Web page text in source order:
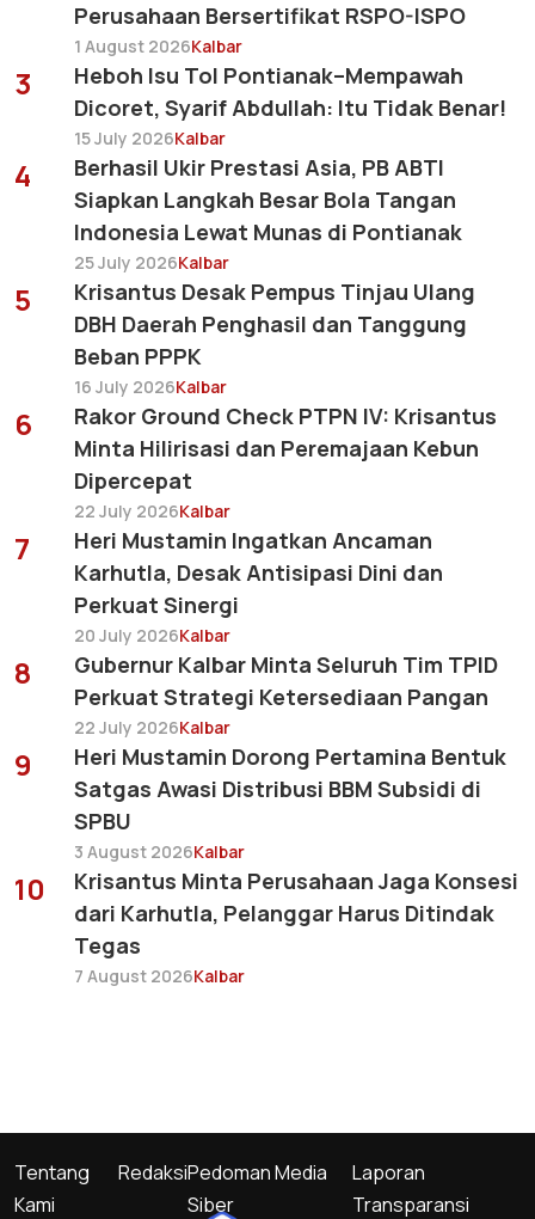
Perusahaan Bersertifikat RSPO-ISPO
1 August 2026Kalbar
3
Heboh Isu Tol Pontianak–Mempawah
Dicoret, Syarif Abdullah: Itu Tidak Benar!
15 July 2026Kalbar
4
Berhasil Ukir Prestasi Asia, PB ABTI
Siapkan Langkah Besar Bola Tangan
Indonesia Lewat Munas di Pontianak
25 July 2026Kalbar
5
Krisantus Desak Pempus Tinjau Ulang
DBH Daerah Penghasil dan Tanggung
Beban PPPK
16 July 2026Kalbar
6
Rakor Ground Check PTPN IV: Krisantus
Minta Hilirisasi dan Peremajaan Kebun
Dipercepat
22 July 2026Kalbar
7
Heri Mustamin Ingatkan Ancaman
Karhutla, Desak Antisipasi Dini dan
Perkuat Sinergi
20 July 2026Kalbar
8
Gubernur Kalbar Minta Seluruh Tim TPID
Perkuat Strategi Ketersediaan Pangan
22 July 2026Kalbar
9
Heri Mustamin Dorong Pertamina Bentuk
Satgas Awasi Distribusi BBM Subsidi di
SPBU
3 August 2026Kalbar
10
Krisantus Minta Perusahaan Jaga Konsesi
dari Karhutla, Pelanggar Harus Ditindak
Tegas
7 August 2026Kalbar
Tentang
Kami
RedaksiPedoman Media
Siber
Laporan
Transparansi